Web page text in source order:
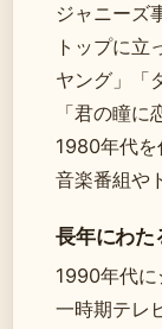
ジャニーズ
トップに立
ヤング」「
「君の瞳に
1980年代を
音楽番組や
長年にわ
1990年代に
一時期テレ